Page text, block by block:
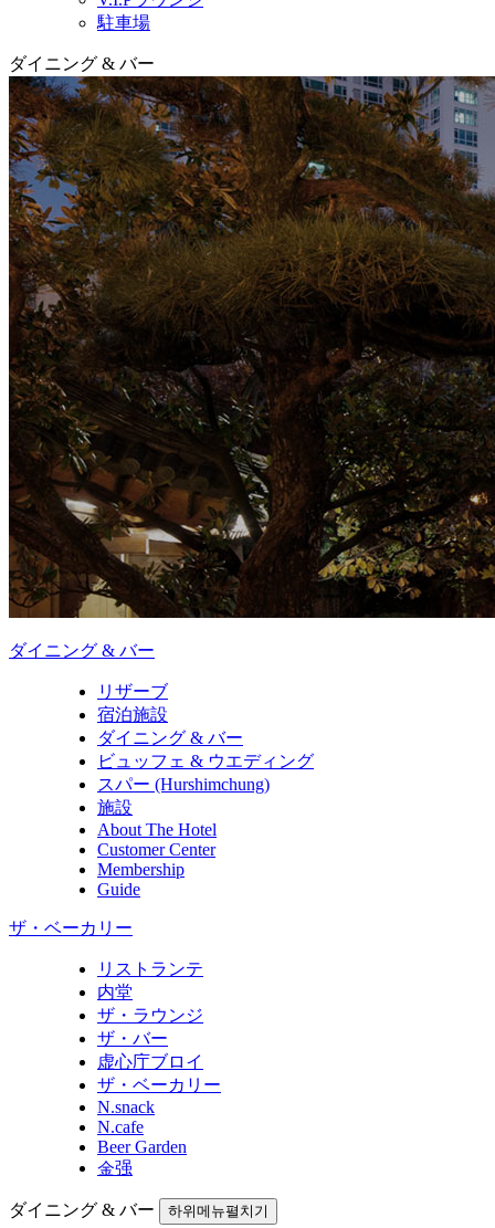
駐車場
ダイニング & バー
ダイニング & バー
リザーブ
宿泊施設
ダイニング & バー
ビュッフェ & ウエディング
スパー (Hurshimchung)
施設
About The Hotel
Customer Center
Membership
Guide
ザ・ベーカリー
リストランテ
内堂
ザ・ラウンジ
ザ・バー
虚心庁ブロイ
ザ・ベーカリー
N.snack
N.cafe
Beer Garden
金强
ダイニング & バー 하위메뉴펼치기